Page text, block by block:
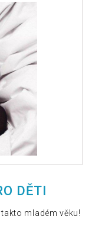
DĚTI
mladém věku!